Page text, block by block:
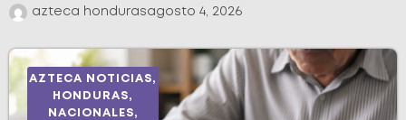
azteca hondurasagosto 4, 2026
AZTECA NOTICIAS,
HONDURAS,
NACIONALES,